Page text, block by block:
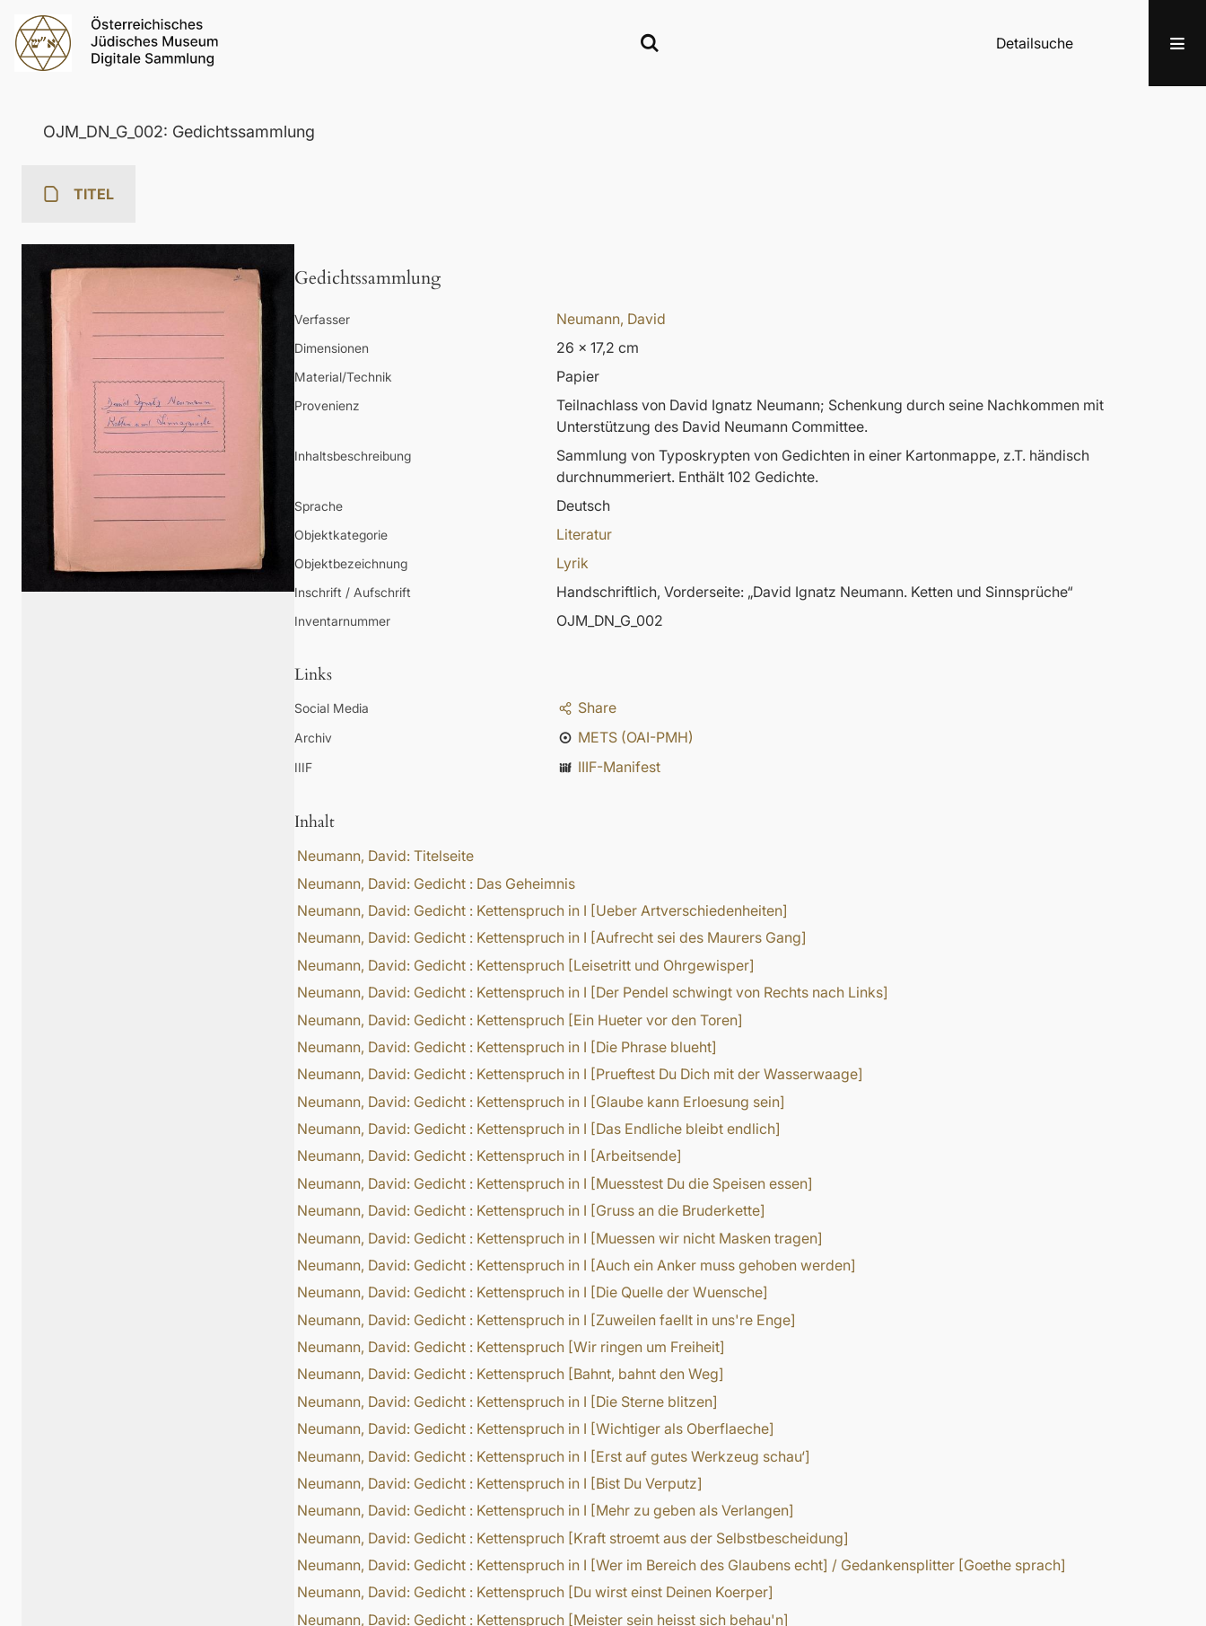
Detailsuche
OJM_DN_G_002: Gedichtssammlung
TITEL
Gedichtssammlung
Verfasser Neumann, David
Dimensionen 26 x 17,2 cm
Material/Technik Papier
Provenienz
Teilnachlass von David Ignatz Neumann; Schenkung durch seine Nachkommen mit
Unterstützung des David Neumann Committee.
Inhaltsbeschreibung
Sammlung von Typoskrypten von Gedichten in einer Kartonmappe, z.T. händisch
durchnummeriert. Enthält 102 Gedichte.
Sprache Deutsch
Objektkategorie Literatur
Objektbezeichnung Lyrik
Inschrift / Aufschrift Handschriftlich, Vorderseite: „David Ignatz Neumann. Ketten und Sinnsprüche“
Inventarnummer OJM_DN_G_002
Links
Social Media Share
Archiv METS (OAI-PMH)
IIIF IIIF-Manifest
Inhalt
Neumann, David:Titelseite
Neumann, David: Gedicht : Das Geheimnis
Neumann, David: Gedicht : Kettenspruch in I [Ueber Artverschiedenheiten]
Neumann, David: Gedicht : Kettenspruch in I [Aufrecht sei des Maurers Gang]
Neumann, David: Gedicht : Kettenspruch [Leisetritt und Ohrgewisper]
Neumann, David: Gedicht : Kettenspruch in I [Der Pendel schwingt von Rechts nach Links]
Neumann, David: Gedicht : Kettenspruch [Ein Hueter vor den Toren]
Neumann, David: Gedicht : Kettenspruch in I [Die Phrase blueht]
Neumann, David: Gedicht : Kettenspruch in I [Prueftest Du Dich mit der Wasserwaage]
Neumann, David: Gedicht : Kettenspruch in I [Glaube kann Erloesung sein]
Neumann, David: Gedicht : Kettenspruch in I [Das Endliche bleibt endlich]
Neumann, David: Gedicht : Kettenspruch in I [Arbeitsende]
Neumann, David: Gedicht : Kettenspruch in I [Muesstest Du die Speisen essen]
Neumann, David: Gedicht : Kettenspruch in I [Gruss an die Bruderkette]
Neumann, David: Gedicht : Kettenspruch in I [Muessen wir nicht Masken tragen]
Neumann, David: Gedicht : Kettenspruch in I [Auch ein Anker muss gehoben werden]
Neumann, David: Gedicht : Kettenspruch in I [Die Quelle der Wuensche]
Neumann, David: Gedicht : Kettenspruch in I [Zuweilen faellt in uns're Enge]
Neumann, David: Gedicht : Kettenspruch [Wir ringen um Freiheit]
Neumann, David: Gedicht : Kettenspruch [Bahnt, bahnt den Weg]
Neumann, David: Gedicht : Kettenspruch in I [Die Sterne blitzen]
Neumann, David: Gedicht : Kettenspruch in I [Wichtiger als Oberflaeche]
Neumann, David: Gedicht : Kettenspruch in I [Erst auf gutes Werkzeug schau‘]
Neumann, David: Gedicht : Kettenspruch in I [Bist Du Verputz]
Neumann, David: Gedicht : Kettenspruch in I [Mehr zu geben als Verlangen]
Neumann, David: Gedicht : Kettenspruch [Kraft stroemt aus der Selbstbescheidung]
Neumann, David: Gedicht : Kettenspruch in I [Wer im Bereich des Glaubens echt] / Gedankensplitter [Goethe sprach]
Neumann, David: Gedicht : Kettenspruch [Du wirst einst Deinen Koerper]
Neumann, David: Gedicht : Kettenspruch [Meister sein heisst sich behau'n]